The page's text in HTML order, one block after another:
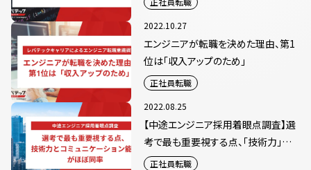
2022.10.27
エンジニアが転職を決めた理由、第1
位は「収入アップのため」
正社員転職
2022.08.25
【中途エンジニア採用着眼点調査】選
考で最も重要視する点、「技術力」と
「コミュニケーション能力」がほぼ同率
正社員転職